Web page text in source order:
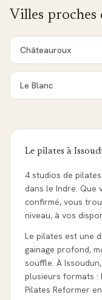
Villes proches
Châteauroux
Le Blanc
Le pilates à
4 studios de
dans le Indre. Que
confirmé, vous
niveau, à vos
Le pilates est une
gainage profond,
souffle. À
plusieurs formats :
Pilates Reformer